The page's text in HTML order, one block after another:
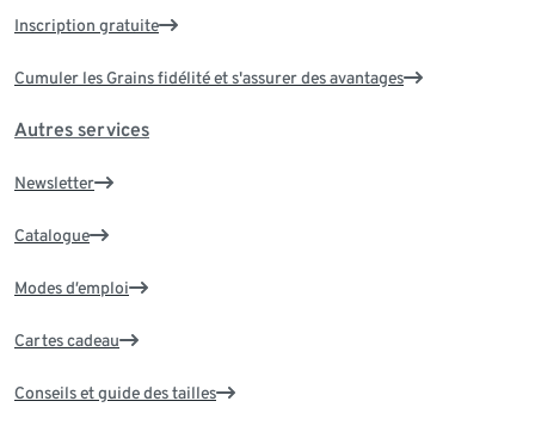
Inscription gratuite
Cumuler les Grains fidélité et s'assurer des avantages
Autres services
Newsletter
Catalogue
Modes d’emploi
Cartes cadeau
Conseils et guide des tailles